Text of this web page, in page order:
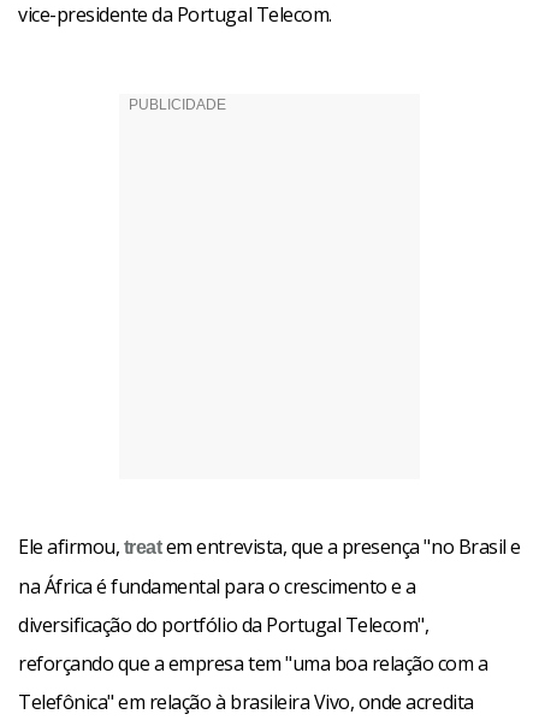
vice-presidente da Portugal Telecom.
Ele afirmou, treatem entrevista, que a presença "no Brasil e
na África é fundamental para o crescimento e a
diversificação do portfólio da Portugal Telecom",
reforçando que a empresa tem "uma boa relação com a
Telefônica" em relação à brasileira Vivo, onde acredita